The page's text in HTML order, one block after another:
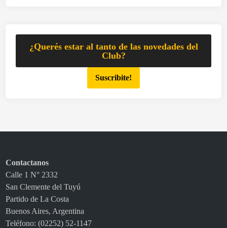
¿Querés estar al tanto de las novedades del
Club?
Suscribite!
Contactanos
Calle 1 N° 2332
San Clemente del Tuyú
Partido de La Costa
Buenos Aires, Argentina
Teléfono: (02252) 52-1147